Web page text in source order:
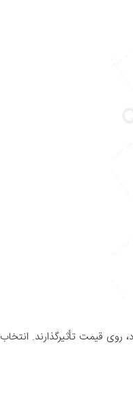
روی قیمت تأثیرگذارند. انتخاب